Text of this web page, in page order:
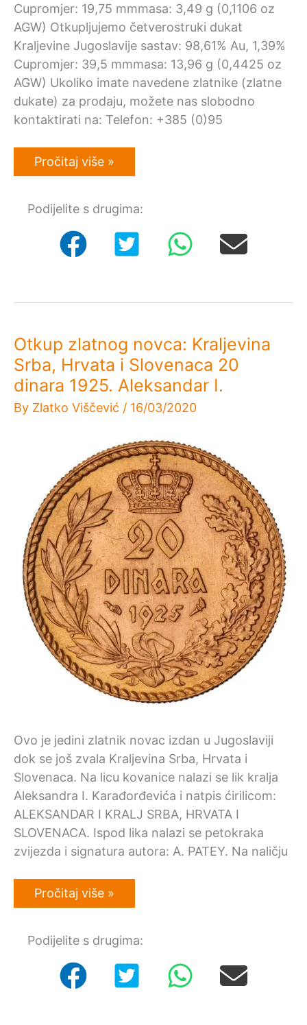
Cupromjer: 19,75 mmmasa: 3,49 g (0,1106 oz
AGW) Otkupljujemo četverostruki dukat
Kraljevine Jugoslavije sastav: 98,61% Au, 1,39%
Cupromjer: 39,5 mmmasa: 13,96 g (0,4425 oz
AGW) Ukoliko imate navedene zlatnike (zlatne
dukate) za prodaju, možete nas slobodno
kontaktirati na: Telefon: +385 (0)95
Otkupljujemo
zlatne
Jugoslavije
Isplata
odmah!
Pročitaj više »
Podijelite s drugima:
Otkup zlatnog novca: Kraljevina
Srba, Hrvata i Slovenaca 20
dinara 1925. Aleksandar I.
By Zlatko Viščević / 16/03/2020
Ovo je jedini zlatnik novac izdan u Jugoslaviji
dok se još zvala Kraljevina Srba, Hrvata i
Slovenaca. Na licu kovanice nalazi se lik kralja
Aleksandra I. Karađorđevića i natpis ćirilicom:
ALEKSANDAR I KRALJ SRBA, HRVATA I
SLOVENACA. Ispod lika nalazi se petokraka
zvijezda i signatura autora: A. PATEY. Na naličju
Otkup
zlatnog
Srba,
Slovenaca
Pročitaj više »
Podijelite s drugima: